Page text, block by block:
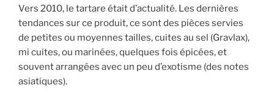
Vers 2010, le tartare était d’actualité. Les dernières
tendances sur ce produit, ce sont des pièces servies
de petites ou moyennes tailles, cuites au sel (Gravlax),
mi cuites, ou marinées, quelques fois épicées, et
souvent arrangées avec un peu d’exotisme (des notes
asiatiques).